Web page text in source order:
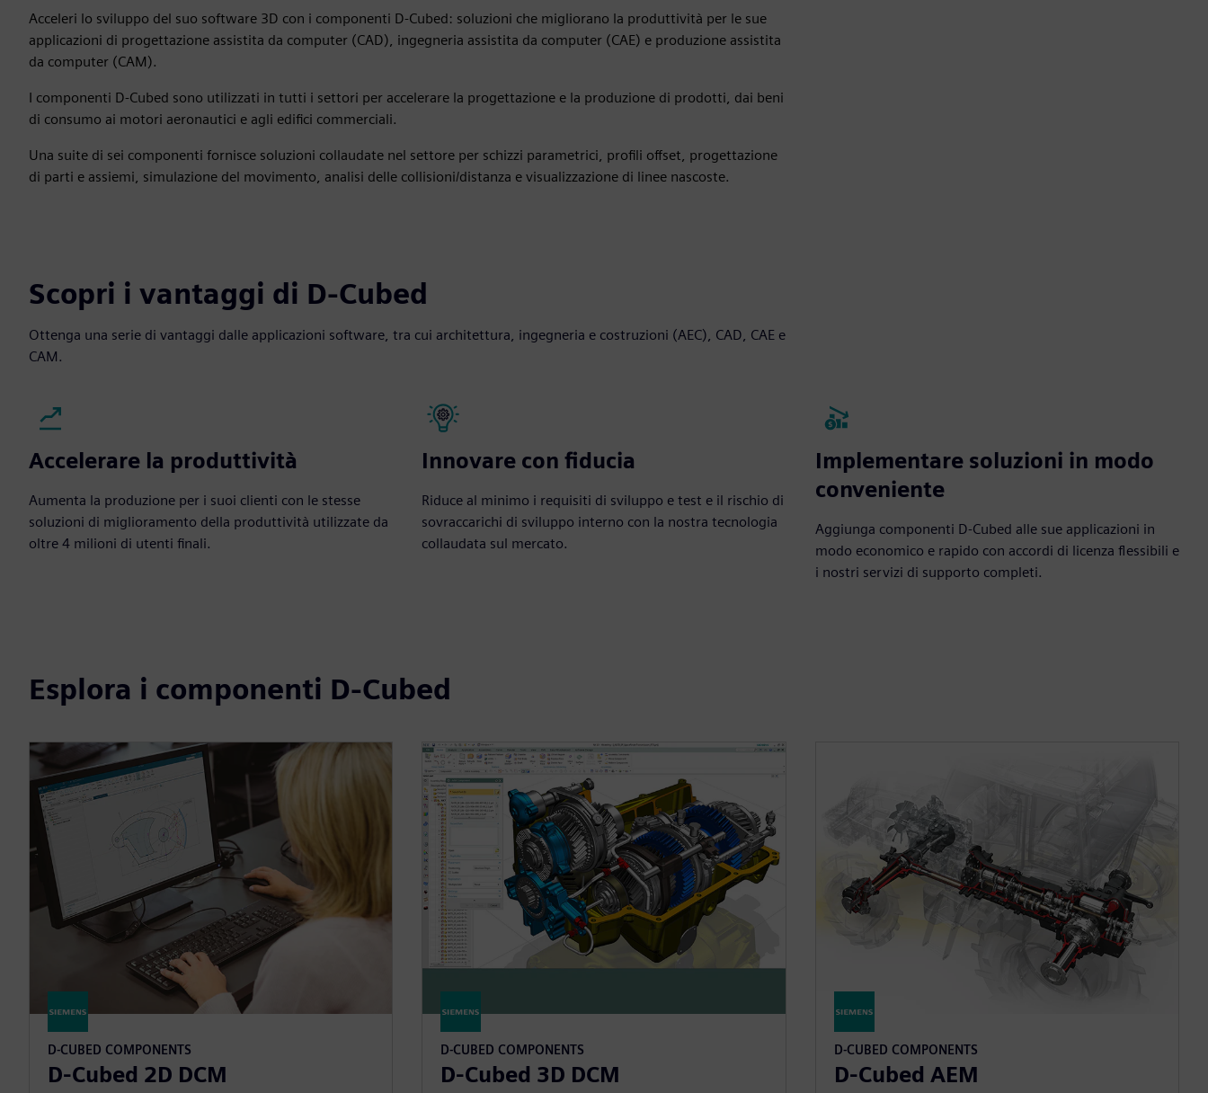
Acceleri lo sviluppo del suo software 3D con i componenti D-Cubed: soluzioni che migliorano la produttività per le sue
applicazioni di progettazione assistita da computer (CAD), ingegneria assistita da computer (CAE) e produzione assistita
da computer (CAM).
I componenti D-Cubed sono utilizzati in tutti i settori per accelerare la progettazione e la produzione di prodotti, dai beni
di consumo ai motori aeronautici e agli edifici commerciali.
Una suite di sei componenti fornisce soluzioni collaudate nel settore per schizzi parametrici, profili offset, progettazione
di parti e assiemi, simulazione del movimento, analisi delle collisioni/distanza e visualizzazione di linee nascoste.
Scopri i vantaggi di D-Cubed
Ottenga una serie di vantaggi dalle applicazioni software, tra cui architettura, ingegneria e costruzioni (AEC), CAD, CAE e
CAM.
Accelerare la produttività
Aumenta la produzione per i suoi clienti con le stesse
soluzioni di miglioramento della produttività utilizzate da
oltre 4 milioni di utenti finali.
Innovare con fiducia
Riduce al minimo i requisiti di sviluppo e test e il rischio di
sovraccarichi di sviluppo interno con la nostra tecnologia
collaudata sul mercato.
Implementare soluzioni in modo
conveniente
Aggiunga componenti D-Cubed alle sue applicazioni in
modo economico e rapido con accordi di licenza flessibili e
i nostri servizi di supporto completi.
Esplora i componenti D-Cubed
D-CUBED COMPONENTS
D-Cubed 2D DCM
D-CUBED COMPONENTS
D-Cubed 3D DCM
D-CUBED COMPONENTS
D-Cubed AEM